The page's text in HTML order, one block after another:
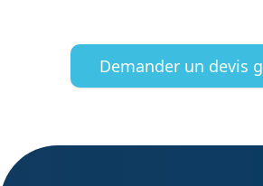
Demander un devis